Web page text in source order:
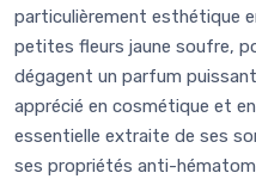
particulièrement esthétique
petites fleurs jaune soufre,
dégagent un parfum
apprécié en cosmétique et en
essentielle extraite de ses
ses propriétés anti-